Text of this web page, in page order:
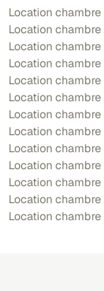
Location
Location
Location
Location chambre
Location
Location chambre
Location
Location chambre
Location
Location
Location
Location
Location